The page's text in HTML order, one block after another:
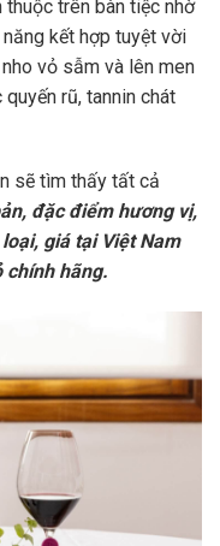
trên bàn tiệc nhờ
kết hợp tuyệt vời
vỏ sẫm và lên men
rũ, tannin chát
sẽ tìm thấy tất cả
đặc điểm hương vị,
giá tại Việt Nam
chính hãng.